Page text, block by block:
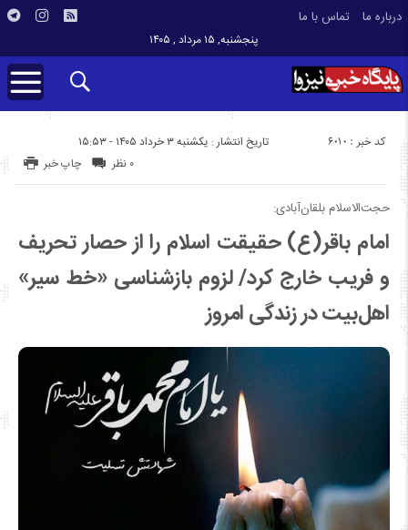
درباره ما تماس با ما
پنجشنبه, ۱۵ مرداد , ۱۴۰۵
تاریخ انتشار : یکشنبه ۳ خرداد ۱۴۰۵ - ۱۵:۵۳ کد خبر : 6010
چاپ خبر ۰ نظر
حجت‌الاسلام بلقان‌آبادی:
امام باقر(ع) حقیقت اسلام را از حصار تحریف
و فریب خارج کرد/ لزوم بازشناسی «خط سیر»
اهل‌بیت در زندگی امروز